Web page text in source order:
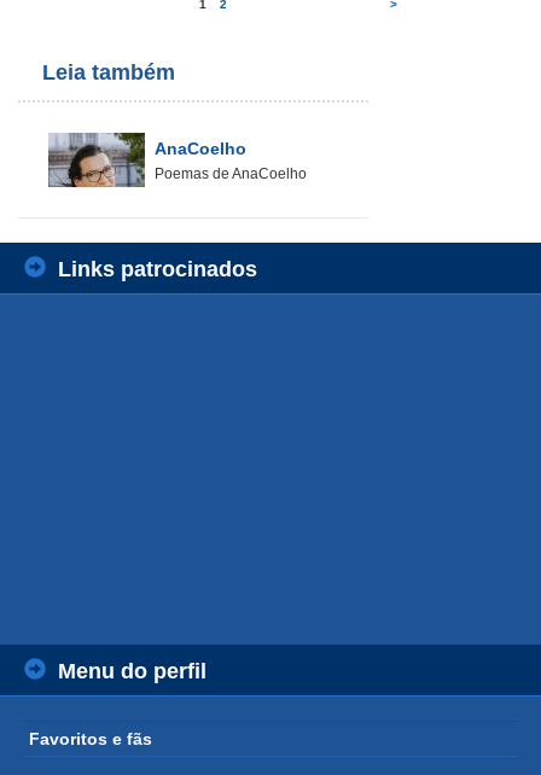
1 2 >
Leia também
AnaCoelho
Poemas de AnaCoelho
Links patrocinados
Menu do perfil
Favoritos e fãs